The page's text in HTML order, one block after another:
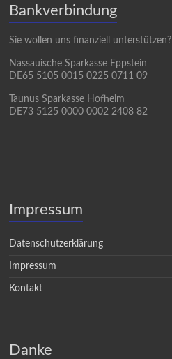
Bankverbindung
Sie wollen uns finanziell unterstützen?
Nassauische Sparkasse Eppstein
DE65 5105 0015 0225 0711 09
Taunus Sparkasse Hofheim
DE73 5125 0000 0002 2408 82
Impressum
Datenschutzerklärung
Impressum
Kontakt
Danke